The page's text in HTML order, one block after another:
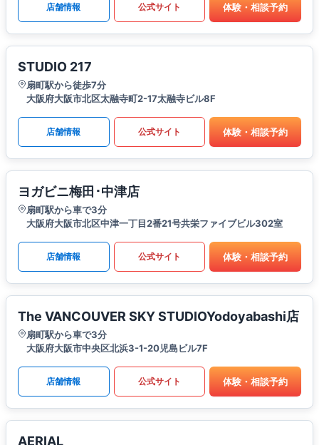
店舗情報 公式サイト 体験・相談予約
STUDIO 217
扇町駅から徒歩7分
大阪府大阪市北区太融寺町2-17太融寺ビル8F
店舗情報 公式サイト 体験・相談予約
ヨガビニ梅田･中津店
扇町駅から車で3分
大阪府大阪市北区中津一丁目2番21号共栄ファイブビル302室
店舗情報 公式サイト 体験・相談予約
The VANCOUVER SKY STUDIOYodoyabashi店
扇町駅から車で3分
大阪府大阪市中央区北浜3-1-20児島ビル7F
店舗情報 公式サイト 体験・相談予約
AERIAL